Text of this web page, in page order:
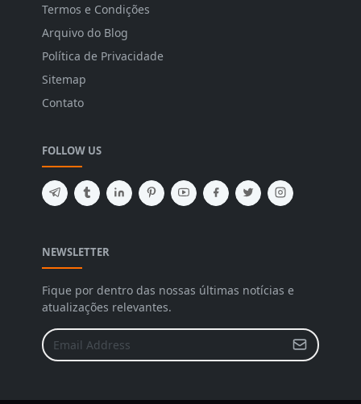
Termos e Condições
Arquivo do Blog
Política de Privacidade
Sitemap
Contato
FOLLOW US
NEWSLETTER
Fique por dentro das nossas últimas notícias e
atualizações relevantes.